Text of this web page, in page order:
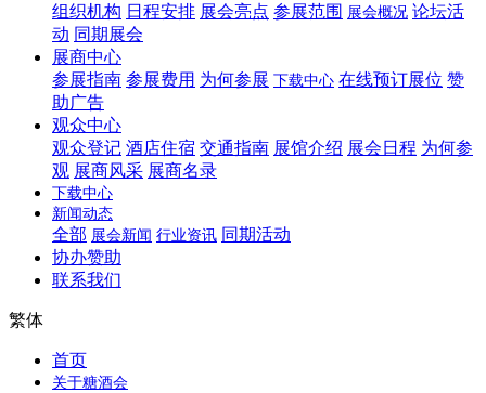
组织机构 日程安排 展会亮点 参展范围 展会概况 论坛活
动 同期展会
展商中心
参展指南 参展费用 为何参展 下载中心 在线预订展位 赞
助广告
观众中心
观众登记 酒店住宿 交通指南 展馆介绍 展会日程 为何参
观 展商风采 展商名录
下载中心
新闻动态
全部 展会新闻 行业资讯 同期活动
协办赞助
联系我们
繁体
首页
关于糖酒会